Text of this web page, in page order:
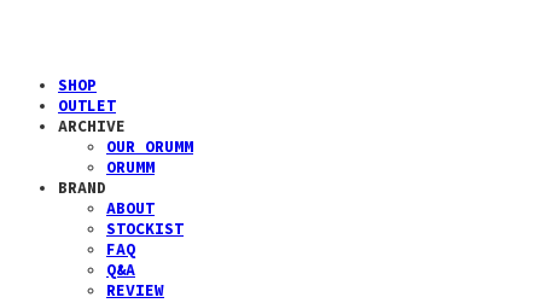
SHOP
OUTLET
ARCHIVE
OUR ORUMM
ORUMM
BRAND
ABOUT
STOCKIST
FAQ
Q&A
REVIEW